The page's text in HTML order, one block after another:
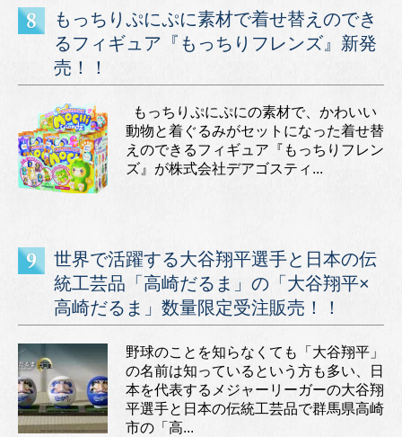
もっちりぷにぷに素材で着せ替えのでき
るフィギュア『もっちりフレンズ』新発
売！！
もっちりぷにぷにの素材で、かわいい
動物と着ぐるみがセットになった着せ替
えのできるフィギュア『もっちりフレン
ズ』が株式会社デアゴスティ...
世界で活躍する大谷翔平選手と日本の伝
統工芸品「高崎だるま」の「大谷翔平×
高崎だるま」数量限定受注販売！！
野球のことを知らなくても「大谷翔平」
の名前は知っているという方も多い、日
本を代表するメジャーリーガーの大谷翔
平選手と日本の伝統工芸品で群馬県高崎
市の「高...